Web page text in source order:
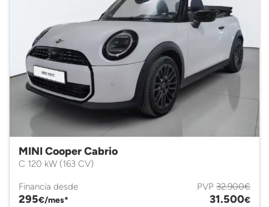
MINI Cooper Cabrio
C 120 kW (163 CV)
Financia desde
295€/mes*
PVP 32.900€
31.500€